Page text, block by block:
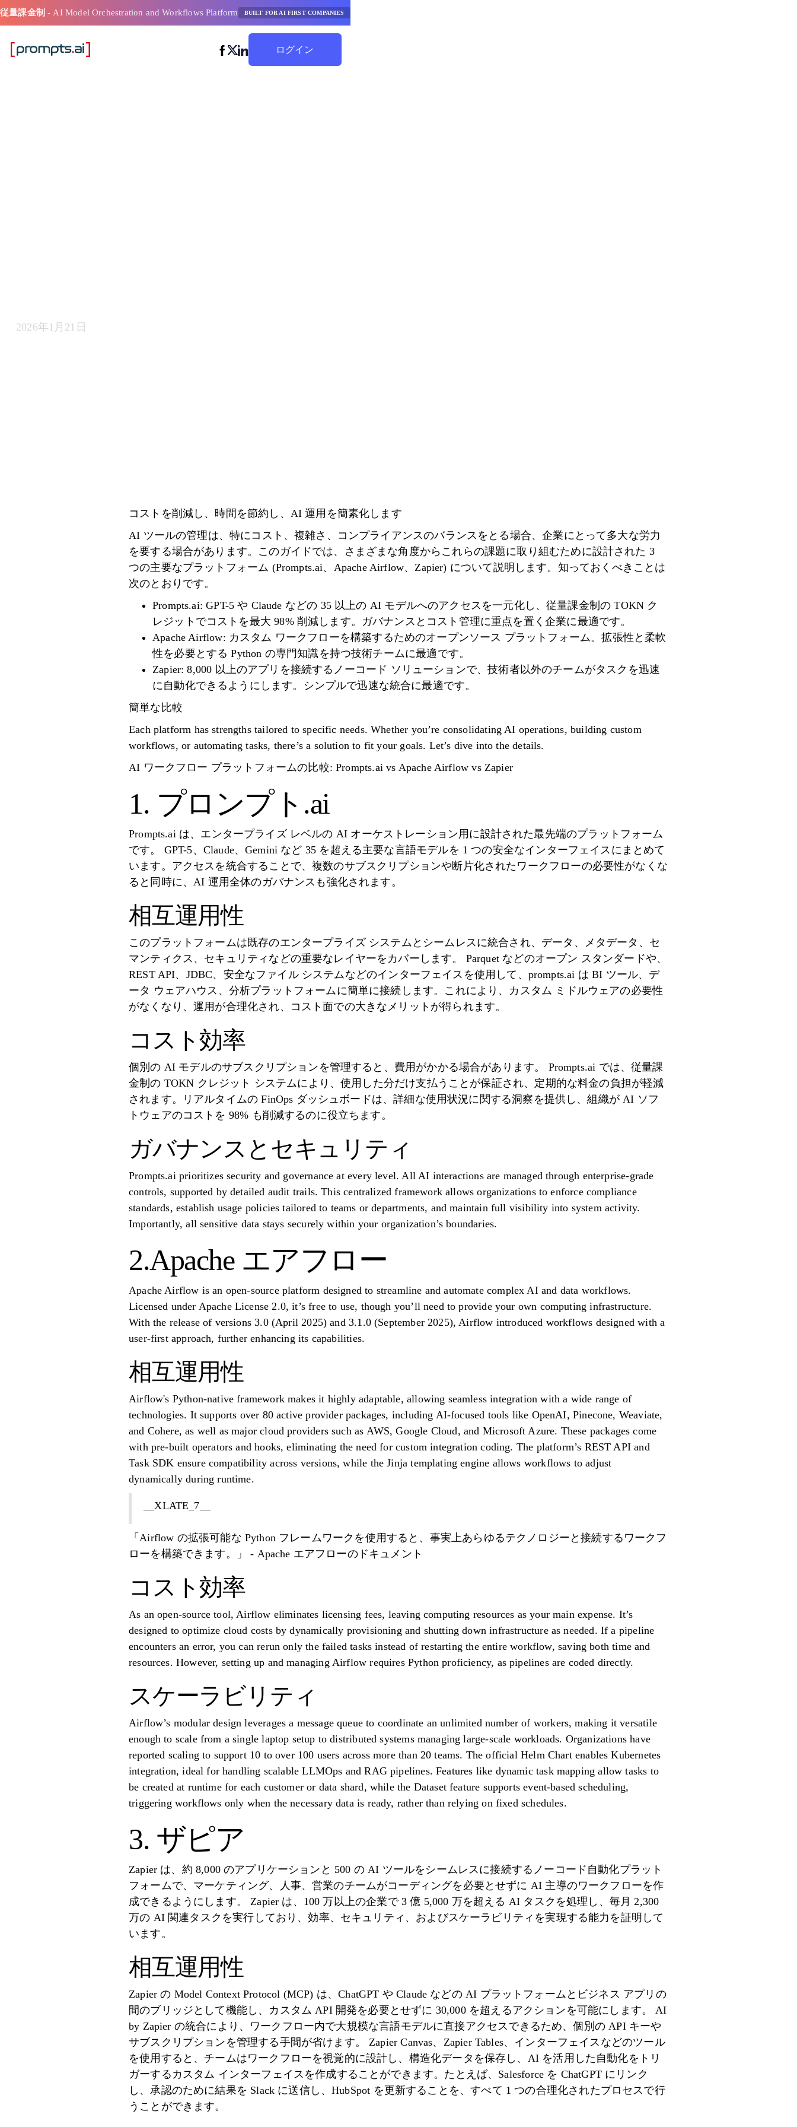
従量課金制 - AI Model Orchestration and Workflows Platform BUILT FOR AI FIRST COMPANIES
ログイン
2026年1月21日
コストを削減し、時間を節約し、AI 運用を簡素化します
AI ツールの管理は、特にコスト、複雑さ、コンプライアンスのバランスをとる場合、企業にとって多大な労力
を要する場合があります。このガイドでは、さまざまな角度からこれらの課題に取り組むために設計された 3
つの主要なプラットフォーム (Prompts.ai、Apache Airflow、Zapier) について説明します。知っておくべきことは
次のとおりです。
Prompts.ai: GPT-5 や Claude などの 35 以上の AI モデルへのアクセスを一元化し、従量課金制の TOKN ク
レジットでコストを最大 98% 削減します。ガバナンスとコスト管理に重点を置く企業に最適です。
Apache Airflow: カスタム ワークフローを構築するためのオープンソース プラットフォーム。拡張性と柔軟
性を必要とする Python の専門知識を持つ技術チームに最適です。
Zapier: 8,000 以上のアプリを接続するノーコード ソリューションで、技術者以外のチームがタスクを迅速
に自動化できるようにします。シンプルで迅速な統合に最適です。
簡単な比較
Each platform has strengths tailored to specific needs. Whether you’re consolidating AI operations, building custom
workflows, or automating tasks, there’s a solution to fit your goals. Let’s dive into the details.
AI ワークフロー プラットフォームの比較: Prompts.ai vs Apache Airflow vs Zapier
1. プロンプト.ai
Prompts.ai は、エンタープライズ レベルの AI オーケストレーション用に設計された最先端のプラットフォーム
です。 GPT-5、Claude、Gemini など 35 を超える主要な言語モデルを 1 つの安全なインターフェイスにまとめて
います。アクセスを統合することで、複数のサブスクリプションや断片化されたワークフローの必要性がなくな
ると同時に、AI 運用全体のガバナンスも強化されます。
相互運用性
このプラットフォームは既存のエンタープライズ システムとシームレスに統合され、データ、メタデータ、セ
マンティクス、セキュリティなどの重要なレイヤーをカバーします。 Parquet などのオープン スタンダードや、
REST API、JDBC、安全なファイル システムなどのインターフェイスを使用して、prompts.ai は BI ツール、デ
ータ ウェアハウス、分析プラットフォームに簡単に接続します。これにより、カスタム ミドルウェアの必要性
がなくなり、運用が合理化され、コスト面での大きなメリットが得られます。
コスト効率
個別の AI モデルのサブスクリプションを管理すると、費用がかかる場合があります。 Prompts.ai では、従量課
金制の TOKN クレジット システムにより、使用した分だけ支払うことが保証され、定期的な料金の負担が軽減
されます。リアルタイムの FinOps ダッシュボードは、詳細な使用状況に関する洞察を提供し、組織が AI ソフ
トウェアのコストを 98% も削減するのに役立ちます。
ガバナンスとセキュリティ
Prompts.ai prioritizes security and governance at every level. All AI interactions are managed through enterprise-grade
controls, supported by detailed audit trails. This centralized framework allows organizations to enforce compliance
standards, establish usage policies tailored to teams or departments, and maintain full visibility into system activity.
Importantly, all sensitive data stays securely within your organization’s boundaries.
2.Apache エアフロー
Apache Airflow is an open-source platform designed to streamline and automate complex AI and data workflows.
Licensed under Apache License 2.0, it’s free to use, though you’ll need to provide your own computing infrastructure.
With the release of versions 3.0 (April 2025) and 3.1.0 (September 2025), Airflow introduced workflows designed with a
user-first approach, further enhancing its capabilities.
相互運用性
Airflow's Python-native framework makes it highly adaptable, allowing seamless integration with a wide range of
technologies. It supports over 80 active provider packages, including AI-focused tools like OpenAI, Pinecone, Weaviate,
and Cohere, as well as major cloud providers such as AWS, Google Cloud, and Microsoft Azure. These packages come
with pre-built operators and hooks, eliminating the need for custom integration coding. The platform’s REST API and
Task SDK ensure compatibility across versions, while the Jinja templating engine allows workflows to adjust
dynamically during runtime.
__XLATE_7__
「Airflow の拡張可能な Python フレームワークを使用すると、事実上あらゆるテクノロジーと接続するワークフ
ローを構築できます。」 - Apache エアフローのドキュメント
コスト効率
As an open-source tool, Airflow eliminates licensing fees, leaving computing resources as your main expense. It’s
designed to optimize cloud costs by dynamically provisioning and shutting down infrastructure as needed. If a pipeline
encounters an error, you can rerun only the failed tasks instead of restarting the entire workflow, saving both time and
resources. However, setting up and managing Airflow requires Python proficiency, as pipelines are coded directly.
スケーラビリティ
Airflow’s modular design leverages a message queue to coordinate an unlimited number of workers, making it versatile
enough to scale from a single laptop setup to distributed systems managing large-scale workloads. Organizations have
reported scaling to support 10 to over 100 users across more than 20 teams. The official Helm Chart enables Kubernetes
integration, ideal for handling scalable LLMOps and RAG pipelines. Features like dynamic task mapping allow tasks to
be created at runtime for each customer or data shard, while the Dataset feature supports event-based scheduling,
triggering workflows only when the necessary data is ready, rather than relying on fixed schedules.
3. ザピア
Zapier は、約 8,000 のアプリケーションと 500 の AI ツールをシームレスに接続するノーコード自動化プラット
フォームで、マーケティング、人事、営業のチームがコーディングを必要とせずに AI 主導のワークフローを作
成できるようにします。 Zapier は、100 万以上の企業で 3 億 5,000 万を超える AI タスクを処理し、毎月 2,300
万の AI 関連タスクを実行しており、効率、セキュリティ、およびスケーラビリティを実現する能力を証明して
います。
相互運用性
Zapier の Model Context Protocol (MCP) は、ChatGPT や Claude などの AI プラットフォームとビジネス アプリの
間のブリッジとして機能し、カスタム API 開発を必要とせずに 30,000 を超えるアクションを可能にします。 AI
by Zapier の統合により、ワークフロー内で大規模な言語モデルに直接アクセスできるため、個別の API キーや
サブスクリプションを管理する手間が省けます。 Zapier Canvas、Zapier Tables、インターフェイスなどのツール
を使用すると、チームはワークフローを視覚的に設計し、構造化データを保存し、AI を活用した自動化をトリ
ガーするカスタム インターフェイスを作成することができます。たとえば、Salesforce を ChatGPT にリンク
し、承認のために結果を Slack に送信し、HubSpot を更新することを、すべて 1 つの合理化されたプロセスで行
うことができます。